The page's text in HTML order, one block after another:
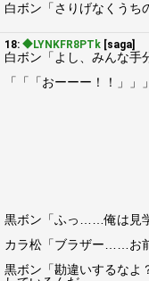
白ボン「さりげなくうち
18: ◆LYNKFR8PTk [saga]
白ボン「よし、みんな手
「「「おーーー！！」」」
黒ボン「ふっ……俺は見
カラ松「ブラザー……お
黒ボン「勘違いするなよ